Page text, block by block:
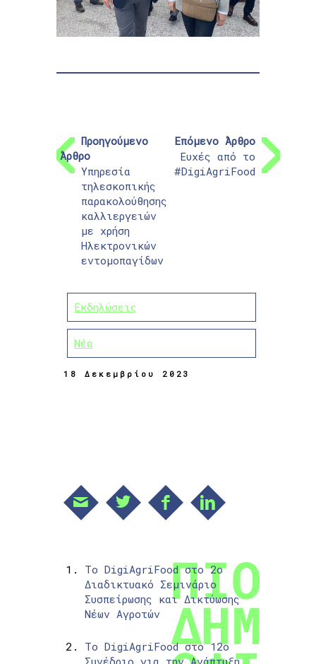
Προηγούμενο
Άρθρο
Υπηρεσία
τηλεσκοπικής
παρακολούθησης
καλλιεργειών
με χρήση
Ηλεκτρονικών
εντομοπαγίδων
Επόμενο Άρθρο
Ευχές από το
#DigiAgriFood
Εκδηλώσεις
Νέα
18 Δεκεμβρίου 2023
Το DigiAgriFood στο 2ο
Διαδικτυακό Σεμινάριο
Συσπείρωσης και Δικτύωσης
Νέων Αγροτών
Το DigiAgriFood στο 12ο
Συνέδριο για την Ανάπτυξη